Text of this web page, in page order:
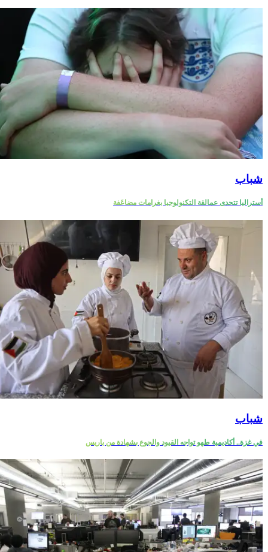
شباب
أستراليا تتحدى عمالقة التكنولوجيا بغرامات مضاعَفة
شباب
في غزة.. أكاديمية طهو تواجه القيود والجوع بشهادة من باريس